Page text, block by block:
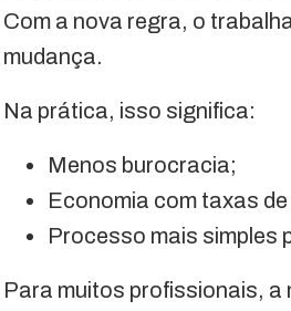
Com a nova regra, o
mudança.
Na prática, isso significa:
Menos burocracia;
Economia com taxas
Processo mais simples
Para muitos profissionais,